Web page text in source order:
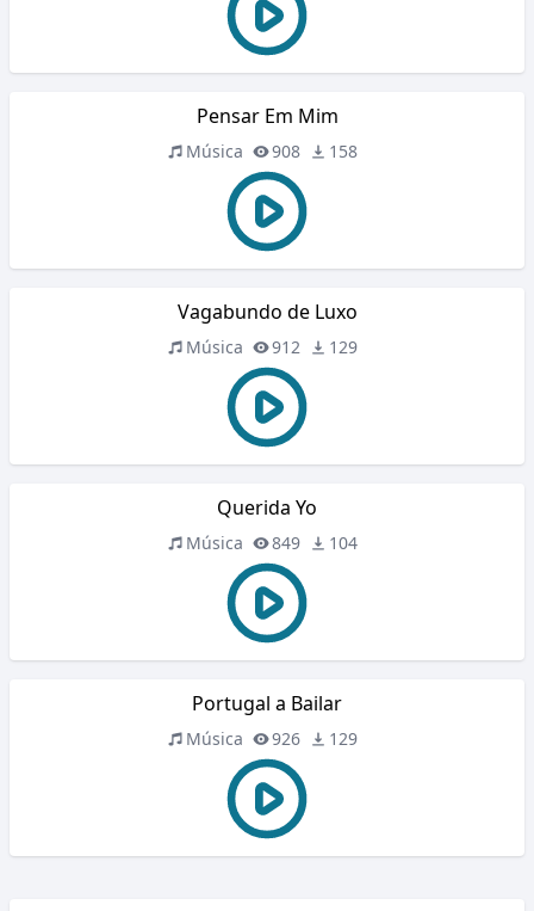
Pensar Em Mim
Música 908 158
Vagabundo de Luxo
Música 912 129
Querida Yo
Música 849 104
Portugal a Bailar
Música 926 129